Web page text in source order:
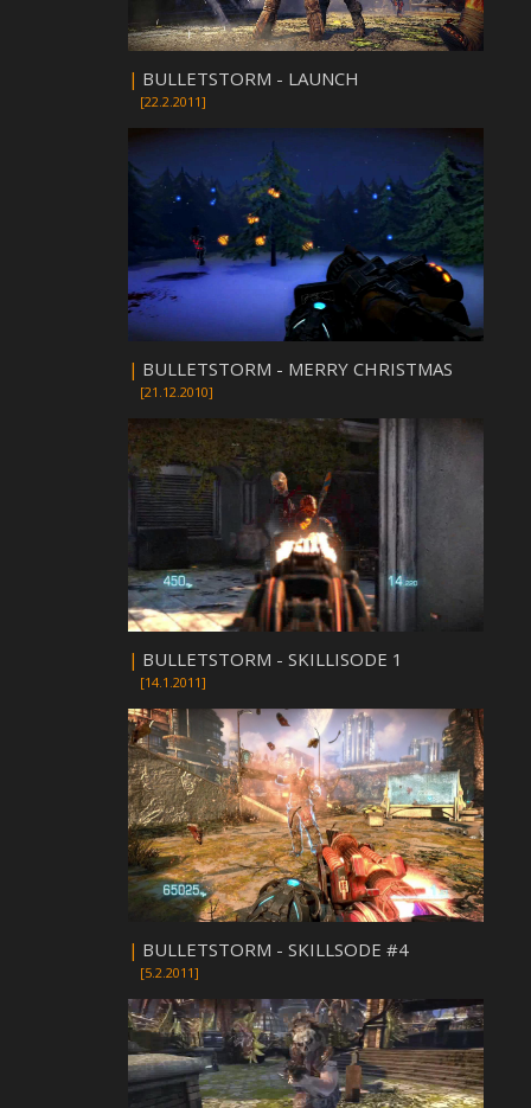
| BULLETSTORM - LAUNCH
[22.2.2011]
| BULLETSTORM - MERRY CHRISTMAS
[21.12.2010]
| BULLETSTORM - SKILLISODE 1
[14.1.2011]
| BULLETSTORM - SKILLSODE #4
[5.2.2011]